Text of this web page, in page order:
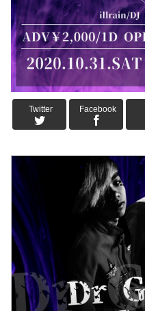
Twitter Facebook